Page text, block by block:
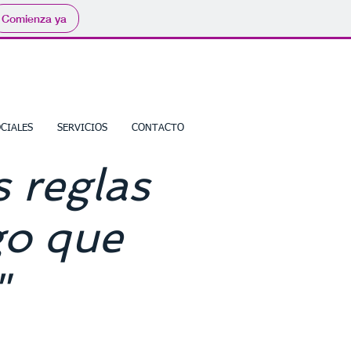
Comienza ya
SERVICIOS CONTACTO
reglas
que